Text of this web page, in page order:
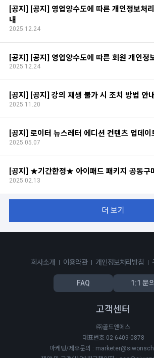
[공지] [공지] 영업양수도에 따른 개인정보처
내
2025.12.24
[공지] [공지] 영업양수도에 따른 회원 개인정
2025.12.24
[공지] [공지] 강의 재생 불가 시 조치 방법 안내
2025.11.20
[공지] 로이터 뉴스레터 에디션 컨텐츠 업데이
2025.05.07
[공지] ★기간한정★ 아이패드 패키지 공동구
2025.02.13
더 보기
회사소개 이용약관 개인정보처리방침
FAQ 1:1 문의
고객센터
㈜골드앤에스
대표번호 02-6409-0878
마케팅/제휴문의 :